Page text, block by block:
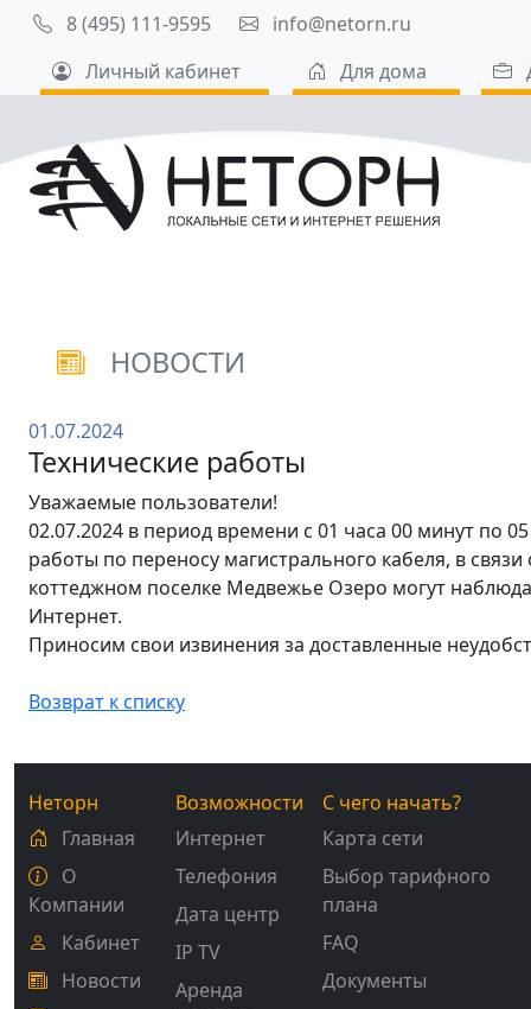
8 (495) 111-9595
info@netorn.ru
Личный кабинет
Для дома
НОВОСТИ
01.07.2024
Технические работы
Уважаемые пользователи!
02.07.2024 в период времени с 01 часа 00 минут по
работы по переносу магистрального кабеля, в
коттеджном поселке Медвежье Озеро могут
Интернет.
Приносим свои извинения за доставленные
Возврат к списку
Неторн
Главная
О
Компании
Кабинет
Новости
Возможности
Интернет
Телефония
Дата центр
IP TV
Аренда
С чего начать?
Карта сети
Выбор тарифного
плана
FAQ
Документы